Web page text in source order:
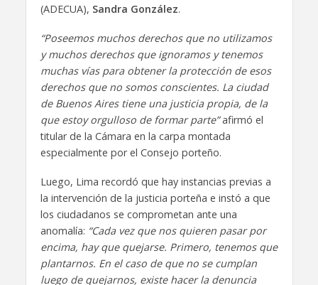
(ADECUA), Sandra González.
“Poseemos muchos derechos que no utilizamos
y muchos derechos que ignoramos y tenemos
muchas vías para obtener la protección de esos
derechos que no somos conscientes. La ciudad
de Buenos Aires tiene una justicia propia, de la
que estoy orgulloso de formar parte”afirmó el
titular de la Cámara en la carpa montada
especialmente por el Consejo porteño.
Luego, Lima recordó que hay instancias previas a
la intervención de la justicia porteña e instó a que
los ciudadanos se comprometan ante una
anomalía: “Cada vez que nos quieren pasar por
encima, hay que quejarse. Primero, tenemos que
plantarnos. En el caso de que no se cumplan
luego de quejarnos, existe hacer la denuncia